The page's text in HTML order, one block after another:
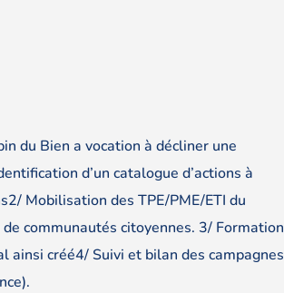
du Bien a vocation à décliner une
d’un catalogue d’actions à
Mobilisation des TPE/PME/ETI du
communautés citoyennes. 3/ Formation
ainsi créé4/ Suivi et bilan des campagnes